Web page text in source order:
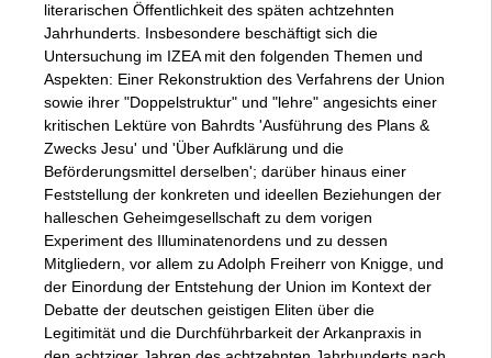
literarischen Öffentlichkeit des späten achtzehnten
Jahrhunderts. Insbesondere beschäftigt sich die
Untersuchung im IZEA mit den folgenden Themen und
Aspekten: Einer Rekonstruktion des Verfahrens der Union
sowie ihrer "Doppelstruktur" und "lehre" angesichts einer
kritischen Lektüre von Bahrdts 'Ausführung des Plans &
Zwecks Jesu' und 'Über Aufklärung und die
Beförderungsmittel derselben'; darüber hinaus einer
Feststellung der konkreten und ideellen Beziehungen der
halleschen Geheimgesellschaft zu dem vorigen
Experiment des Illuminatenordens und zu dessen
Mitgliedern, vor allem zu Adolph Freiherr von Knigge, und
der Einordung der Entstehung der Union im Kontext der
Debatte der deutschen geistigen Eliten über die
Legitimität und die Durchführbarkeit der Arkanpraxis in